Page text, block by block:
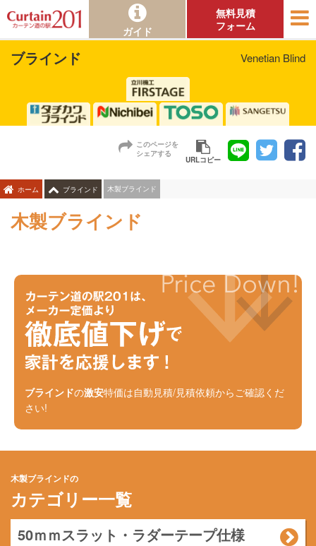
ガイド
無料見積
フォーム
ブラインド Venetian Blind
このページを
シェアする
URLコピー
ホーム ブラインド 木製ブラインド
木製ブラインド
ブラインドの激安特価は自動見積/見積依頼からご確認くだ
さい!
木製ブラインドの
カテゴリー一覧
50ｍｍスラット・ラダーテープ仕様